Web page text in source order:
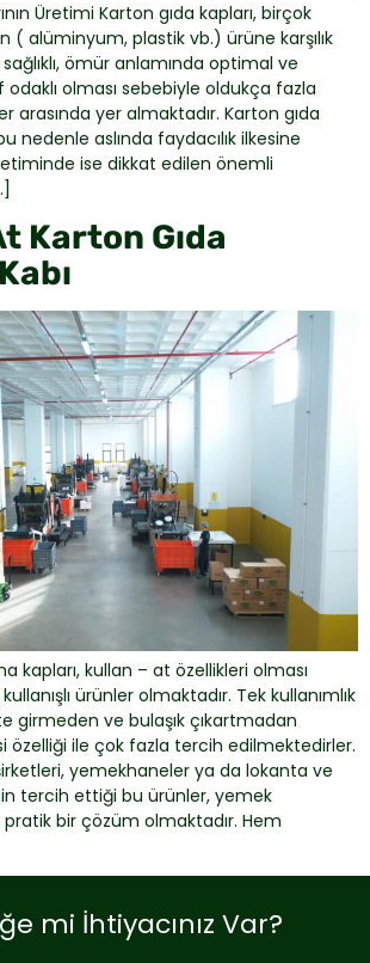
Üretimi Karton gıda kapları, birçok
( alüminyum, plastik vb.) ürüne karşılık
ömür anlamında optimal ve
olması sebebiyle oldukça fazla
arasında yer almaktadır. Karton gıda
nedenle aslında faydacılık ilkesine
ise dikkat edilen önemli
Karton Gıda
kapları, kullan – at özellikleri olması
ürünler olmaktadır. Tek kullanımlık
girmeden ve bulaşık çıkartmadan
özelliği ile çok fazla tercih edilmektedirler.
yemekhaneler ya da lokanta ve
tercih ettiği bu ürünler, yemek
bir çözüm olmaktadır. Hem
mi İhtiyacınız Var?